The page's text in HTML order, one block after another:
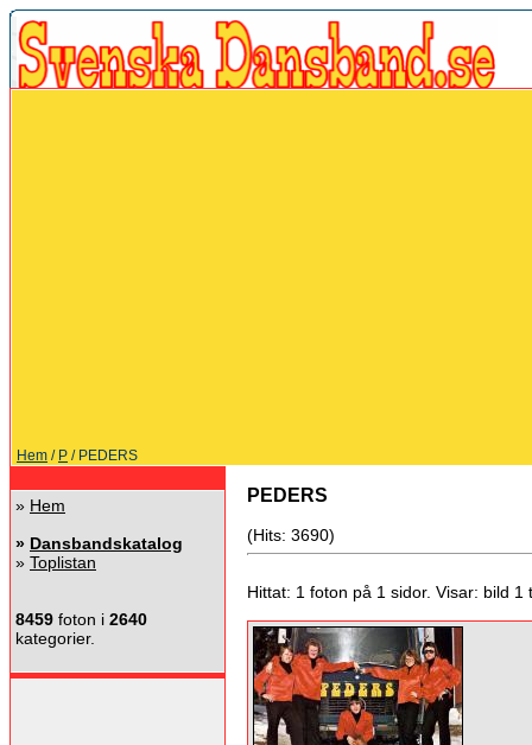
Hem / P / PEDERS
» Hem
» Dansbandskatalog
» Toplistan
8459 foton i 2640
kategorier.
PEDERS
(Hits: 3690)
Hittat: 1 foton på 1 sidor. Visar: bild 1